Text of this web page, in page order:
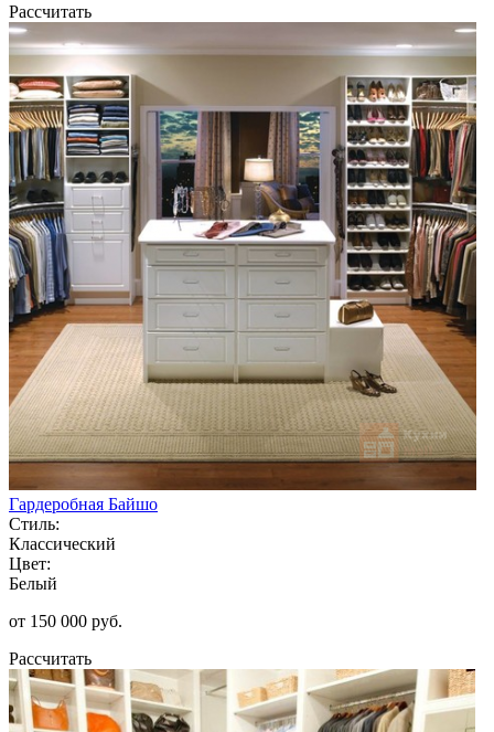
Рассчитать
Гардеробная Байшо
Стиль:
Классический
Цвет:
Белый
от 150 000 руб.
Рассчитать